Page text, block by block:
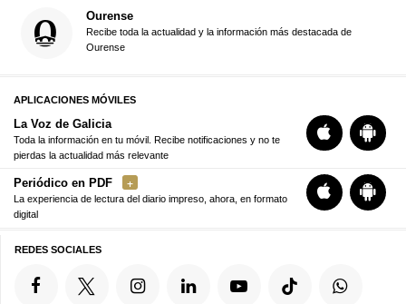
Ourense
Recibe toda la actualidad y la información más destacada de
Ourense
APLICACIONES MÓVILES
La Voz de Galicia
Toda la información en tu móvil. Recibe notificaciones y no te
pierdas la actualidad más relevante
Periódico en PDF
La experiencia de lectura del diario impreso, ahora, en formato
digital
REDES SOCIALES